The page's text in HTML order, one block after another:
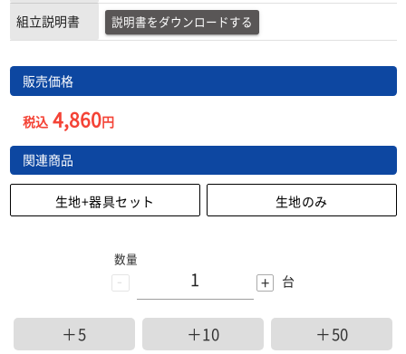
組立説明書
説明書をダウンロードする
販売価格
税込4,860円
関連商品
生地+器具セット 生地のみ
-
数量
+ 台
＋5 ＋10 ＋50